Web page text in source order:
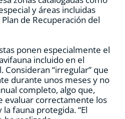
y áreas incluidas
de Recuperación del
ponen especialmente el
incluido en el
“irregular” que
durante unos meses y no
completo, algo que,
evaluar correctamente los
fauna protegida. “El